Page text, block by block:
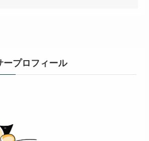
ープロフィール